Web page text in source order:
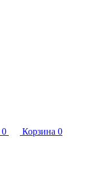
0 Корзина 0